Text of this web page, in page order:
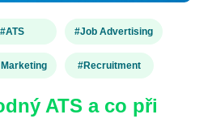
#ATS #Job Advertising
#recruitment
ATS a co při